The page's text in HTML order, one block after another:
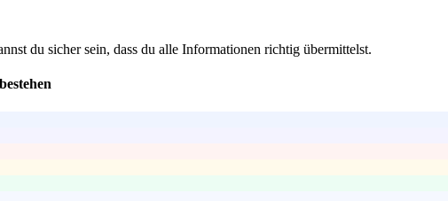
du sicher sein, dass du alle Informationen richtig übermittelst.